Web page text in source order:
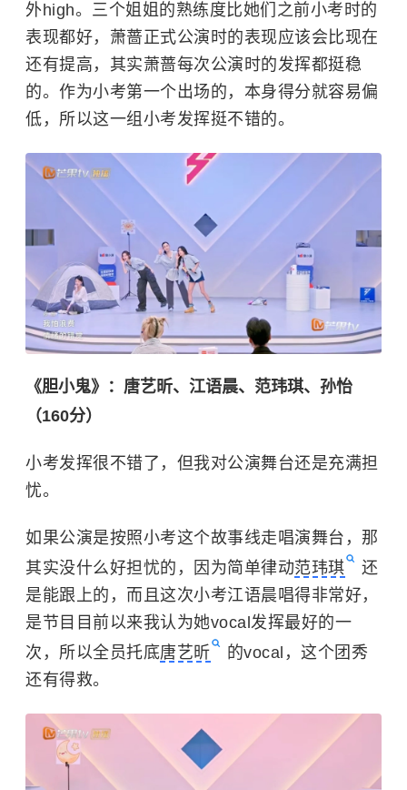
外high。三个姐姐的熟练度比她们之前小考时的
表现都好，萧蔷正式公演时的表现应该会比现在
还有提高，其实萧蔷每次公演时的发挥都挺稳
的。作为小考第一个出场的，本身得分就容易偏
低，所以这一组小考发挥挺不错的。
《胆小鬼》：唐艺昕、江语晨、范玮琪、孙怡
（160分）
小考发挥很不错了，但我对公演舞台还是充满担
忧。
如果公演是按照小考这个故事线走唱演舞台，那
其实没什么好担忧的，因为简单律动范玮琪
还
是能跟上的，而且这次小考江语晨唱得非常好，
是节目目前以来我认为她vocal发挥最好的一
次，所以全员托底唐艺昕
的vocal，这个团秀
还有得救。